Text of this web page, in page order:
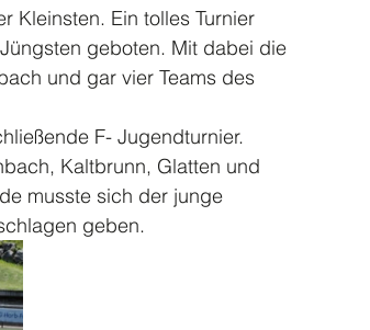
Kleinsten. Ein tolles Turnier
geboten. Mit dabei die
und gar vier Teams des
F- Jugendturnier.
Kaltbrunn, Glatten und
musste sich der junge
geben.